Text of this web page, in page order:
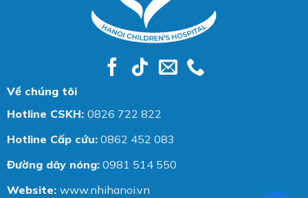
Về chúng tôi
Hotline CSKH: 0826 722 822
Hotline Cấp cứu: 0862 452 083
Đường dây nóng: 0981 514 550
Website: www.nhihanoi.vn